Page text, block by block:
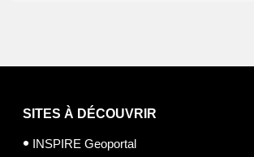
SITES À DÉCOUVRIR
INSPIRE Geoportal